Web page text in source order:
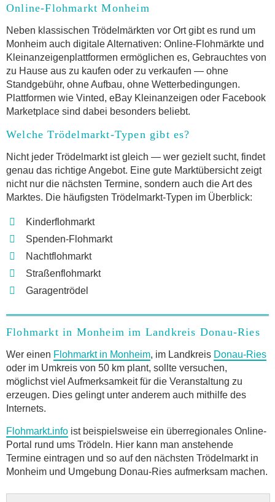
Online-Flohmarkt Monheim
Neben klassischen Trödelmärkten vor Ort gibt es rund um
Monheim auch digitale Alternativen: Online-Flohmärkte und
Kleinanzeigenplattformen ermöglichen es, Gebrauchtes von
zu Hause aus zu kaufen oder zu verkaufen — ohne
Standgebühr, ohne Aufbau, ohne Wetterbedingungen.
Plattformen wie Vinted, eBay Kleinanzeigen oder Facebook
Marketplace sind dabei besonders beliebt.
Welche Trödelmarkt-Typen gibt es?
Nicht jeder Trödelmarkt ist gleich — wer gezielt sucht, findet
genau das richtige Angebot. Eine gute Marktübersicht zeigt
nicht nur die nächsten Termine, sondern auch die Art des
Marktes. Die häufigsten Trödelmarkt-Typen im Überblick:
Kinderflohmarkt
Spenden-Flohmarkt
Nachtflohmarkt
Straßenflohmarkt
Garagentrödel
Flohmarkt in Monheim im Landkreis Donau-Ries
Wer einen Flohmarkt in Monheim, im Landkreis Donau-Ries
oder im Umkreis von 50 km plant, sollte versuchen,
möglichst viel Aufmerksamkeit für die Veranstaltung zu
erzeugen. Dies gelingt unter anderem auch mithilfe des
Internets.
Flohmarkt.info ist beispielsweise ein überregionales Online-
Portal rund ums Trödeln. Hier kann man anstehende
Termine eintragen und so auf den nächsten Trödelmarkt in
Monheim und Umgebung Donau-Ries aufmerksam machen.